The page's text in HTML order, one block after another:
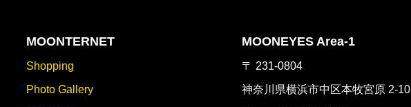
MOONTERNET
Shopping
Photo Gallery
MOONEYES Area-1
〒 231-0804
神奈川県横浜市中区本牧宮原 2-10